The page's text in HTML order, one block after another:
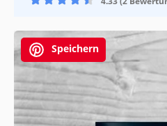
Speichern